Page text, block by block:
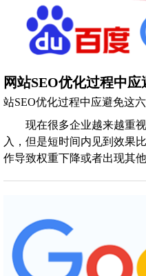
网站SEO优化过程中
站SEO优化过程中应避免这
现在很多企业越来越重
入，但是短时间内见到效果
作导致权重下降或者出现其